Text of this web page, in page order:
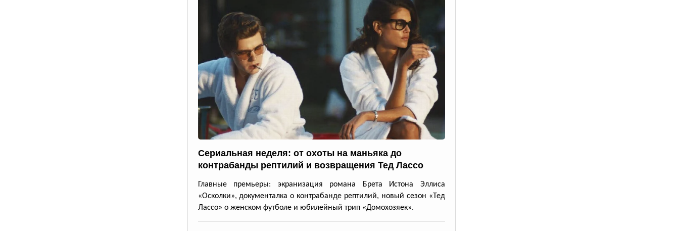
Сериальная неделя: от охоты на маньяка до
контрабанды рептилий и возвращения Тед Лассо
Главные премьеры: экранизация романа Брета Истона Эллиса
«Осколки», документалка о контрабанде рептилий, новый сезон «Тед
Лассо» о женском футболе и юбилейный трип «Домохозяек».